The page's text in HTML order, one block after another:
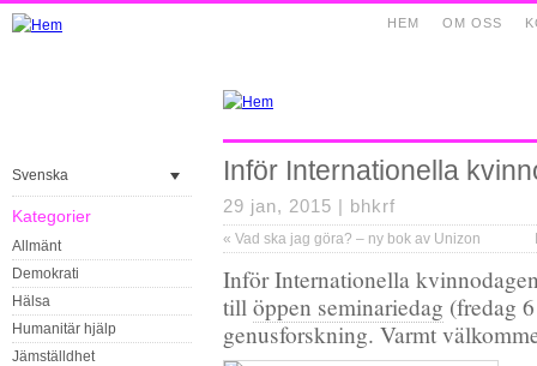
OM OSS
HEM
Svenska
Kategorier
Allmänt
Demokrati
Hälsa
Humanitär hjälp
Jämställdhet
Inför Internationella
29 jan, 2015 | bhkrf
« Vad ska jag göra? – ny bok av Unizon
Inför Internationella
till öppen seminariedag (fredag
genusforskning. Varmt